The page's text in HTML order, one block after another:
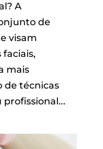
A
de
visam
faciais,
mais
de técnicas